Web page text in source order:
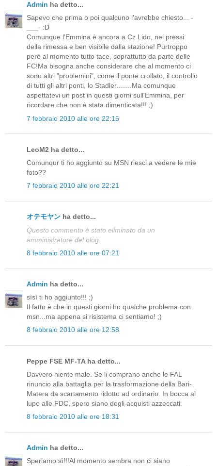
Admin ha detto...
Sapevo che prima o poi qualcuno l'avrebbe chiesto... -
___- :D
Comunque l'Emmina è ancora a Cz Lido, nei pressi
della rimessa e ben visibile dalla stazione! Purtroppo
però al momento tutto tace, soprattutto da parte delle
FC!Ma bisogna anche considerare che al momento ci
sono altri "problemini", come il ponte crollato, il controllo
di tutti gli altri ponti, lo Stadler........Ma comunque
aspettatevi un post in questi giorni sull'Emmina, per
ricordare che non è stata dimenticata!!! ;)
7 febbraio 2010 alle ore 22:15
LeoM2 ha detto...
Comunqur ti ho aggiunto su MSN riesci a vedere le mie
foto??
7 febbraio 2010 alle ore 22:21
オテモヤン ha detto...
Questo commento è stato eliminato da un
amministratore del blog.
8 febbraio 2010 alle ore 07:21
Admin ha detto...
sìsì ti ho aggiunto!!! ;)
Il fatto è che in questi giorni ho qualche problema con
msn...ma appena si risistema ci sentiamo! ;)
8 febbraio 2010 alle ore 12:58
Peppe FSE MF-TA ha detto...
Davvero niente male. Se li comprano anche le FAL
rinuncio alla battaglia per la trasformazione della Bari-
Matera da scartamento ridotto ad ordinario. In bocca al
lupo alle FDC, spero siano degli acquisti azzeccati.
8 febbraio 2010 alle ore 18:31
Admin ha detto...
Speriamo sì!!!Al momento sembra non ci siano